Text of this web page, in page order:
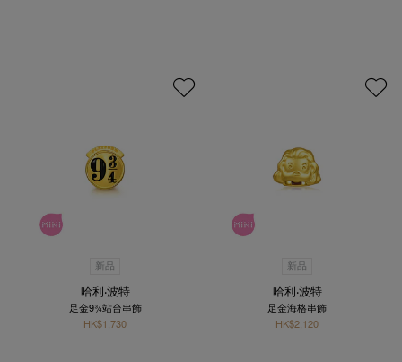
新品
哈利‧波特
足金9¾站台串飾
HK$1,730
新品
哈利‧波特
足金海格串飾
HK$2,120